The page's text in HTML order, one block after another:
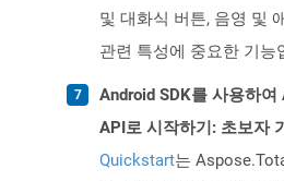
및 대화식 버튼, 음영 및
관련 특성에 중요한 기능
Android SDK를 사용하여
API로 시작하기: 초보자
Quickstart는